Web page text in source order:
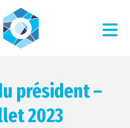
président –
2023